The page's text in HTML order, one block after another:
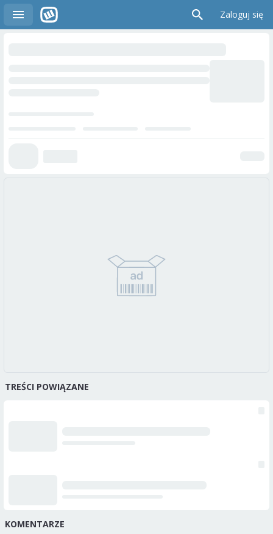
Zaloguj się
TREŚCI POWIĄZANE
KOMENTARZE